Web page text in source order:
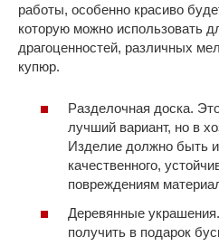
работы, особенно красиво
которую можно использовать
драгоценностей, различных
купюр.
Разделочная доска.
лучший вариант, но в
Изделие должно быть
качественного,
повреждениям
Деревянные
получить в подарок